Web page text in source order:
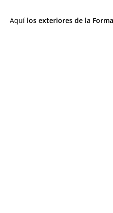
Aquí los exteriores de la